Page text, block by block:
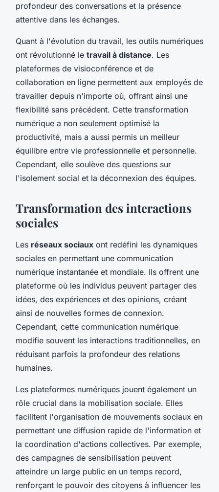
profondeur des conversations et la présence
attentive dans les échanges.
Quant à l'évolution du travail, les outils numériques
ont révolutionné le travail à distance. Les
plateformes de visioconférence et de
collaboration en ligne permettent aux employés de
travailler depuis n'importe où, offrant ainsi une
flexibilité sans précédent. Cette transformation
numérique a non seulement optimisé la
productivité, mais a aussi permis un meilleur
équilibre entre vie professionnelle et personnelle.
Cependant, elle soulève des questions sur
l'isolement social et la déconnexion des équipes.
Transformation des interactions
sociales
Les réseaux sociaux ont redéfini les dynamiques
sociales en permettant une communication
numérique instantanée et mondiale. Ils offrent une
plateforme où les individus peuvent partager des
idées, des expériences et des opinions, créant
ainsi de nouvelles formes de connexion.
Cependant, cette communication numérique
modifie souvent les interactions traditionnelles, en
réduisant parfois la profondeur des relations
humaines.
Les plateformes numériques jouent également un
rôle crucial dans la mobilisation sociale. Elles
facilitent l'organisation de mouvements sociaux en
permettant une diffusion rapide de l'information et
la coordination d'actions collectives. Par exemple,
des campagnes de sensibilisation peuvent
atteindre un large public en un temps record,
renforçant le pouvoir des citoyens à influencer les